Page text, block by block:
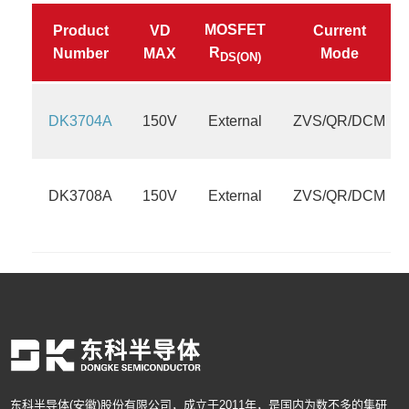
SOP8 SM10
Product
Number
VD
MAX
MOSFET
R DS(ON)
Current
Mode
DK3704A 150V External ZVS/QR/DCM
DK3708A 150V External ZVS/QR/DCM
东科半导体(安徽)股份有限公司，成立于2011年，是国内为数不多的集研